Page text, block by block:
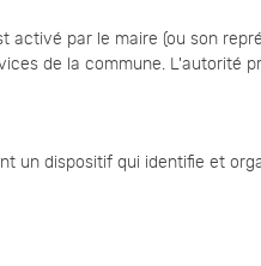
activé par le maire (ou son
de la commune. L'autorité
un dispositif qui identifie et